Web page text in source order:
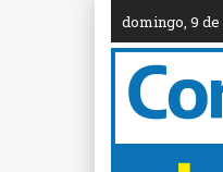
domingo, 9 de